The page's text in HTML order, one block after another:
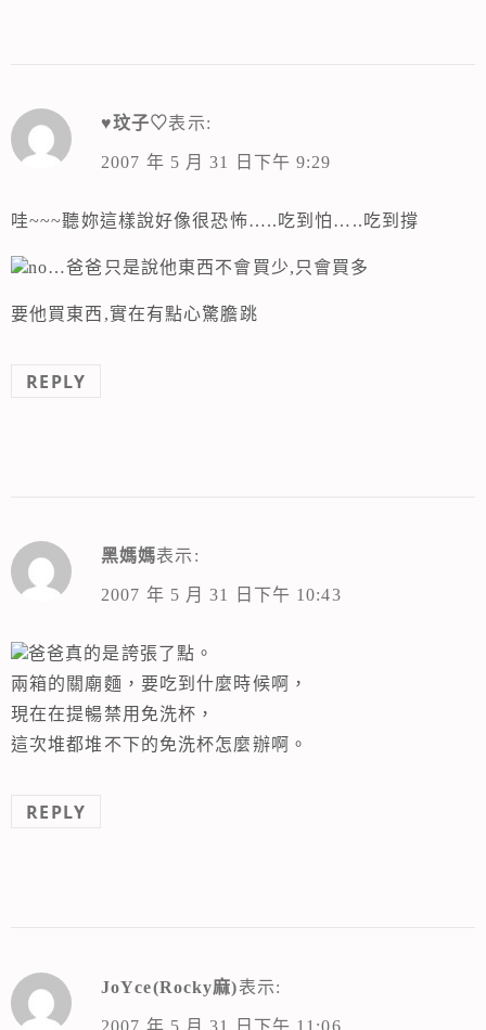
♥玟子♡表示:
2007 年 5 月 31 日下午 9:29
哇~~~聽妳這樣說好像很恐怖…..吃到怕…..吃到撐
no…爸爸只是說他東西不會買少,只會買多
要他買東西,實在有點心驚膽跳
REPLY
黑媽媽表示:
2007 年 5 月 31 日下午 10:43
爸爸真的是誇張了點。
兩箱的關廟麵，要吃到什麼時候啊，
現在在提暢禁用免洗杯，
這次堆都堆不下的免洗杯怎麼辦啊。
REPLY
JoYce(Rocky麻)表示:
2007 年 5 月 31 日下午 11:06